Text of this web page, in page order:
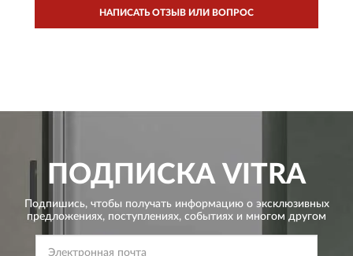
НАПИСАТЬ ОТЗЫВ ИЛИ ВОПРОС
ПОДПИСКАVITRA
Подпишись, чтобы получать информацию о эксклюзивных
предложениях, поступлениях, событиях и многом другом